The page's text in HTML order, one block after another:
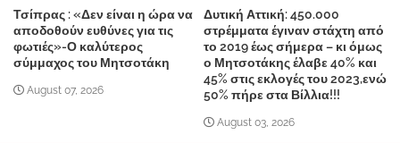
Τσίπρας : «Δεν είναι η ώρα να
αποδοθούν ευθύνες για τις
φωτιές»-Ο καλύτερος
σύμμαχος του Μητσοτάκη
August 07, 2026
Δυτική Αττική: 450.000
στρέμματα έγιναν στάχτη από
το 2019 έως σήμερα – κι όμως
ο Μητσοτάκης έλαβε 40% και
45% στις εκλογές του 2023,ενώ
50% πήρε στα Βίλλια!!!
August 03, 2026